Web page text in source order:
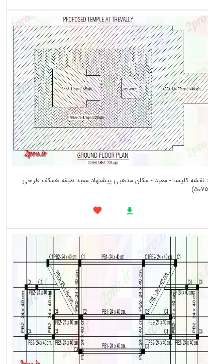
نقشه کلیسا - معبد - مکان مذهبی پیشنهاد معبد طبقه همکف طرحی